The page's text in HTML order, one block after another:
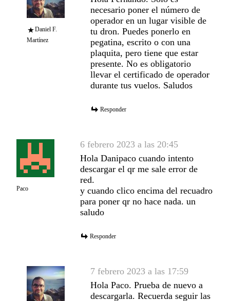
Daniel F.
Martínez
necesario poner el número de
operador en un lugar visible de
tu dron. Puedes ponerlo en
pegatina, escrito o con una
plaquita, pero tiene que estar
presente. No es obligatorio
llevar el certificado de operador
durante tus vuelos. Saludos
Responder
Paco
6 febrero 2023 a las 20:45
Hola Danipaco cuando intento
descargar el qr me sale error de
red.
y cuando clico encima del recuadro
para poner qr no hace nada. un
saludo
Responder
7 febrero 2023 a las 17:59
Hola Paco. Prueba de nuevo a
descargarla. Recuerda seguir las